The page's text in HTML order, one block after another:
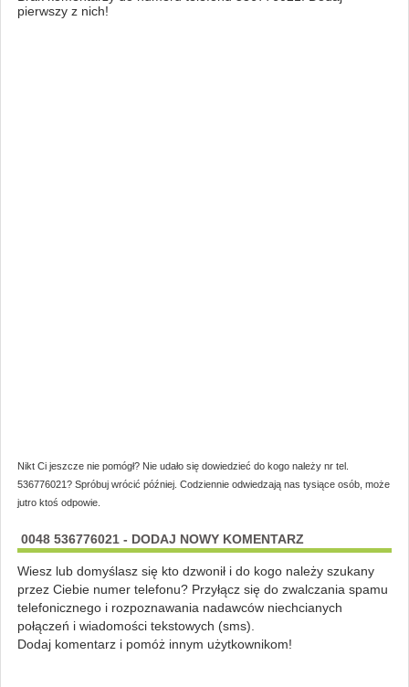
pierwszy z nich!
Nikt Ci jeszcze nie pomógł? Nie udało się dowiedzieć do kogo należy nr tel.
536776021? Spróbuj wrócić później. Codziennie odwiedzają nas tysiące osób, może
jutro ktoś odpowie.
0048 536776021 - DODAJ NOWY KOMENTARZ
Wiesz lub domyślasz się kto dzwonił i do kogo należy szukany
przez Ciebie numer telefonu? Przyłącz się do zwalczania spamu
telefonicznego i rozpoznawania nadawców niechcianych
połączeń i wiadomości tekstowych (sms).
Dodaj komentarz i pomóż innym użytkownikom!